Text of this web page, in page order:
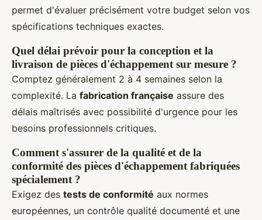
permet d'évaluer précisément votre budget selon vos
spécifications techniques exactes.
Quel délai prévoir pour la conception et la
livraison de pièces d'échappement sur mesure ?
Comptez généralement 2 à 4 semaines selon la
complexité. La fabrication française assure des
délais maîtrisés avec possibilité d'urgence pour les
besoins professionnels critiques.
Comment s'assurer de la qualité et de la
conformité des pièces d'échappement fabriquées
spécialement ?
Exigez des tests de conformité aux normes
européennes, un contrôle qualité documenté et une